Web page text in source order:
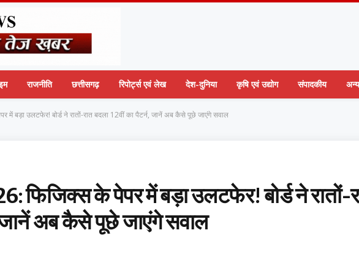
राजनीति छत्तीसगढ़ रिपोर्ट्स एवं लेख देश-दुनिया कृषि एवं उद्योग संपादकीय अन्य
बड़ा उलटफेर! बोर्ड ने रातों-रात बदला 12वीं का पैटर्न, जानें अब कैसे पूछे जाएंगे सवाल
फिजिक्स के पेपर में बड़ा उलटफेर! बोर्ड ने रातों-
जानें अब कैसे पूछे जाएंगे सवाल